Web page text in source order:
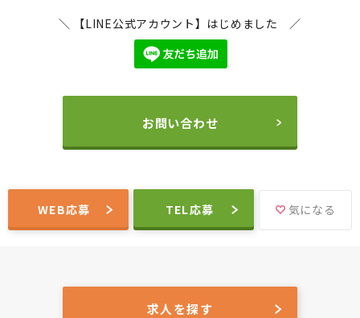
＼ 【LINE公式アカウント】はじめました ／
お問い合わせ
WEB応募 TEL応募 気になる
求人を探す